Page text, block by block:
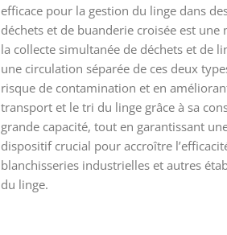
efficace pour la gestion du linge dans
déchets et de buanderie croisée est
la collecte simultanée de déchets et de
une circulation séparée de ces deux
risque de contamination et en
transport et le tri du linge grâce à sa
grande capacité, tout en garantissant
dispositif crucial pour accroître
blanchisseries industrielles et autres
du linge.